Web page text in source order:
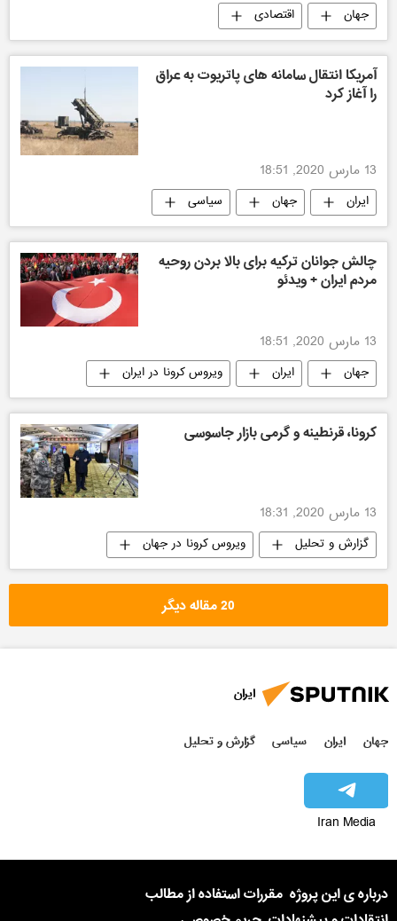
جهان اقتصادی
آمریکا انتقال سامانه های پاتریوت به عراق
را آغاز کرد
13 مارس 2020, 18:51
ایران جهان سیاسی
چالش جوانان ترکیه برای بالا بردن روحیه
مردم ایران + ویدئو
13 مارس 2020, 18:51
جهان ایران ویروس کرونا در ایران
کرونا، قرنطینه و گرمی بازار جاسوسی
13 مارس 2020, 18:31
گزارش و تحلیل ویروس کرونا در جهان
20 مقاله دیگر
ایران
جهان ایران سیاسی گزارش و تحلیل
Iran Media
درباره ی این پروژه مقررات استفاده از مطالب